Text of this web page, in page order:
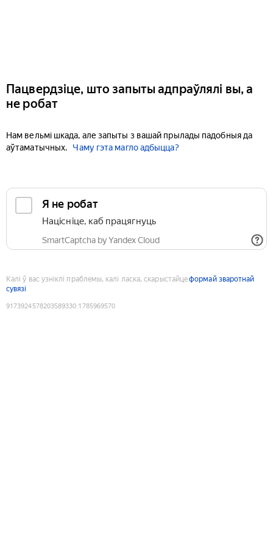
Пацвердзіце, што запыты адпраўлялі вы, а
не робат
Нам вельмі шкада, але запыты з вашай прылады падобныя да
аўтаматычных.
Чаму гэта магло адбыцца?
Я не робат
Націсніце, каб працягнуць
SmartCaptcha by Yandex Cloud
Калі ў вас узніклі праблемы, калі ласка, скарыстайцеформай зваротнай
сувязі
9173924578203589330:1785969570